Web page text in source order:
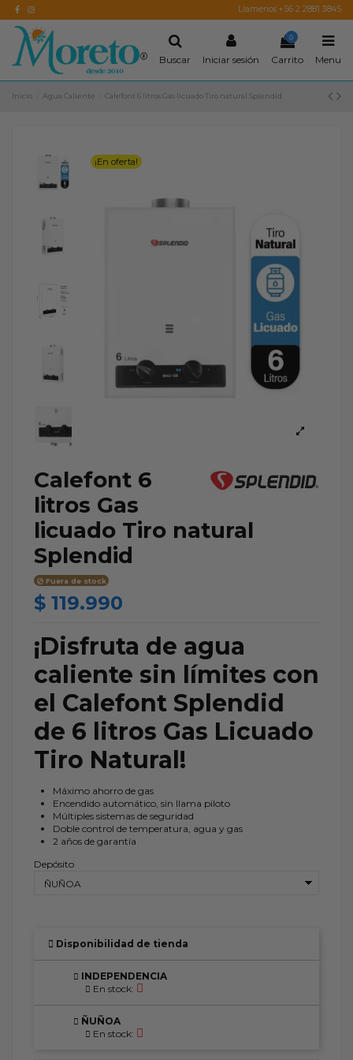
Llamenos +56 2 2881 3845
Buscar Iniciar sesión
0
Carrito Menu
Inicio Agua Caliente Calefont 6 litros Gas licuado Tiro natural Splendid
¡En oferta!
Calefont 6
litros Gas
licuado Tiro natural
Splendid
Fuera de stock
$ 119.990
¡Disfruta de agua
caliente sin límites con
el Calefont Splendid
de 6 litros Gas Licuado
Tiro Natural!
Máximo ahorro de gas
Encendido automático, sin llama piloto
Múltiples sistemas de seguridad
Doble control de temperatura, agua y gas
2 años de garantía
Depósito
Disponibilidad de tienda
INDEPENDENCIA
En stock:
ÑUÑOA
En stock: